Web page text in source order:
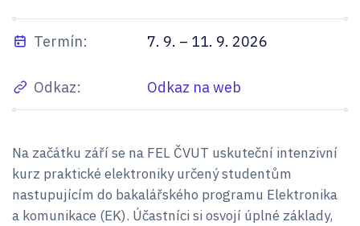
Termín: 7. 9. – 11. 9. 2026
Odkaz: Odkaz na web
Na začátku září se na FEL ČVUT uskuteční intenzivní
kurz praktické elektroniky určený studentům
nastupujícím do bakalářského programu Elektronika
a komunikace (EK). Účastníci si osvojí úplné základy,